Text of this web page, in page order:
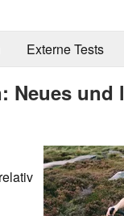
Externe Tests
Neues und